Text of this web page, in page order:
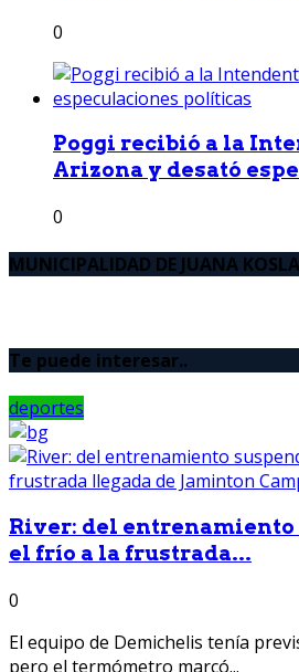
0
Poggi recibió a la
Arizona y desató
0
MUNICIPALIDAD DE JUANA
Te puede interesar..
deportes
River: del
el frío a la frustrada...
0
El equipo de Demichelis tenía
pero el termómetro marcó...